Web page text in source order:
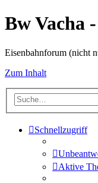
Bw Vacha
Eisenbahnforum (nicht
Zum Inhalt
Schnellzugriff
Aktive